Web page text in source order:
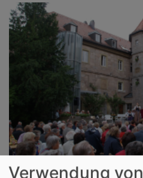
So, 16.8. 17:30-20 Uhr
Verwendung von